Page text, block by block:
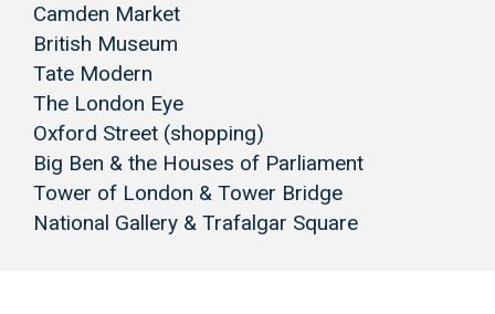
Camden Market
British Museum
Tate Modern
The London Eye
Oxford Street (shopping)
Big Ben & the Houses of Parliament
Tower of London & Tower Bridge
National Gallery & Trafalgar Square